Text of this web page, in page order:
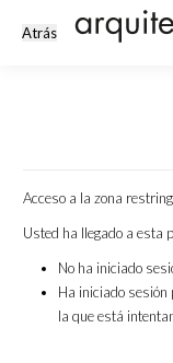
Acceso a la zona
Usted ha llegado a esta
No ha iniciado
Ha iniciado sesión
la que está